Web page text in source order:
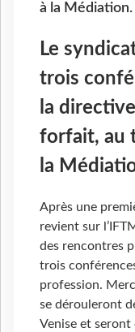
à la Médiation.
Le
trois
la
forfait, au
la
Après une
revient sur
des rencontres
trois
profession.
se dérouleront
Venise et seront